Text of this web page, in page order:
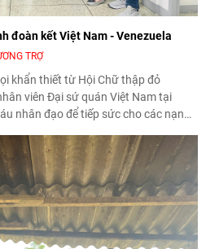
đoàn kết Việt Nam - Venezuela
TRỢ
khẩn thiết từ Hội Chữ thập đỏ
viên Đại sứ quán Việt Nam tại
nhân đạo để tiếp sức cho các nạn